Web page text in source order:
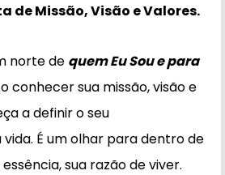
de Missão, Visão e Valores.
norte de quem Eu Sou e para
conhecer sua missão, visão e
a definir o seu
É um olhar para dentro de
sua razão de viver.